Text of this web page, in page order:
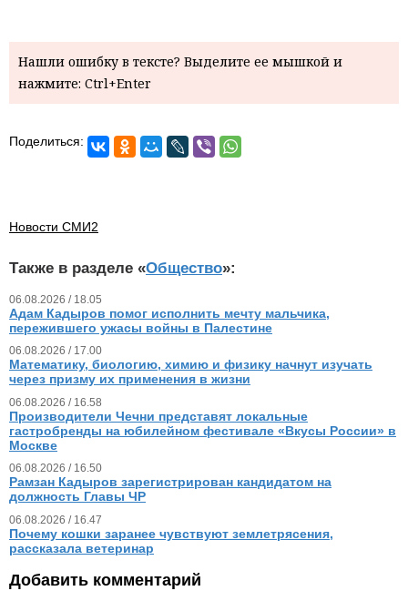
Нашли ошибку в тексте? Выделите ее мышкой и
нажмите: Ctrl+Enter
Поделиться:
Новости СМИ2
Также в разделе «Общество»:
06.08.2026 / 18.05
Адам Кадыров помог исполнить мечту мальчика,
пережившего ужасы войны в Палестине
06.08.2026 / 17.00
Математику, биологию, химию и физику начнут изучать
через призму их применения в жизни
06.08.2026 / 16.58
Производители Чечни представят локальные
гастробренды на юбилейном фестивале «Вкусы России» в
Москве
06.08.2026 / 16.50
Рамзан Кадыров зарегистрирован кандидатом на
должность Главы ЧР
06.08.2026 / 16.47
Почему кошки заранее чувствуют землетрясения,
рассказала ветеринар
Добавить комментарий